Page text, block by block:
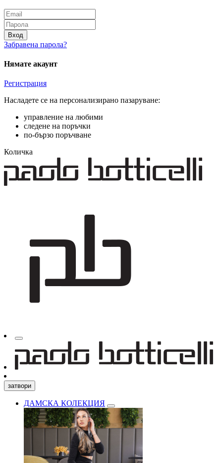
Вход
Забравена парола?
Нямате акаунт
Регистрация
Насладете се на персонализирано пазаруване:
управление на любими
следене на поръчки
по-бързо поръчване
Количка
затвори
ДАМСКА КОЛЕКЦИЯ